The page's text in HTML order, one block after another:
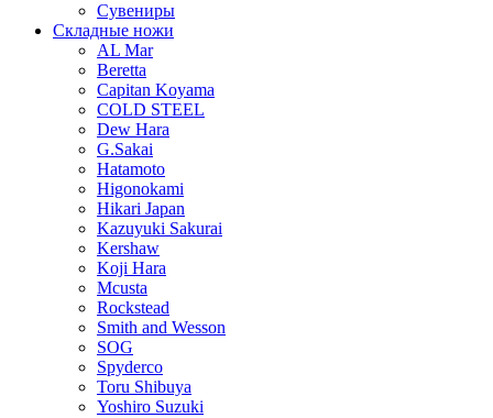
Сувениры
Складные ножи
AL Mar
Beretta
Capitan Koyama
COLD STEEL
Dew Hara
G.Sakai
Hatamoto
Higonokami
Hikari Japan
Kazuyuki Sakurai
Kershaw
Koji Hara
Mcusta
Rockstead
Smith and Wesson
SOG
Spyderco
Toru Shibuya
Yoshiro Suzuki